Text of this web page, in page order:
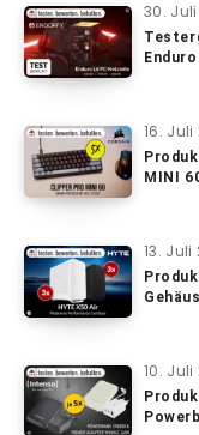
30.
16. Juli
MINI
13. Juli
10. Juli